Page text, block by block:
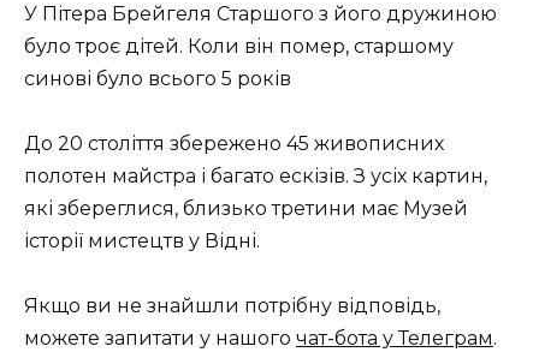
У Пітера Брейгеля Старшого з його дружиною
було троє дітей. Коли він помер, старшому
синові було всього 5 років
До 20 століття збережено 45 живописних
полотен майстра і багато ескізів. З усіх картин,
які збереглися, близько третини має Музей
історії мистецтв у Відні.
Якщо ви не знайшли потрібну відповідь,
можете запитати у нашого чат-бота у Телеграм.